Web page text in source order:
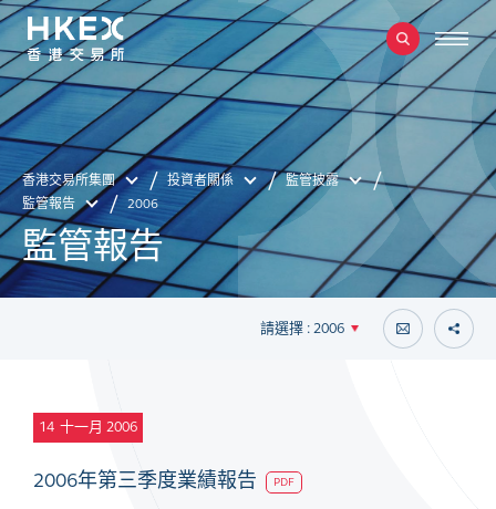
香港交易所集團 投資者關係
監管披露
監管報告
2006
監管報告
請選擇 : 2006
14 十一月 2006
2006年第三季度業績報告 PDF